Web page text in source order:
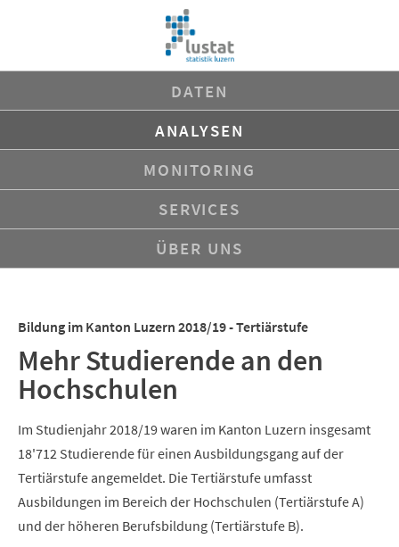
DATEN
ANALYSEN
MONITORING
SERVICES
ÜBER UNS
Bildung im Kanton Luzern 2018/19 - Tertiärstufe
Mehr Studierende an den
Hochschulen
Im Studienjahr 2018/19 waren im Kanton Luzern insgesamt
18'712 Studierende für einen Ausbildungsgang auf der
Tertiärstufe angemeldet. Die Tertiärstufe umfasst
Ausbildungen im Bereich der Hochschulen (Tertiärstufe A)
und der höheren Berufsbildung (Tertiärstufe B).